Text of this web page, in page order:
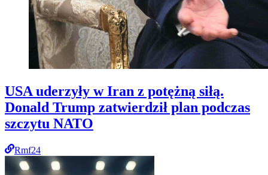
USA uderzyły w Iran z potężną siłą.
Donald Trump zatwierdził plan podczas
szczytu NATO
Rmf24